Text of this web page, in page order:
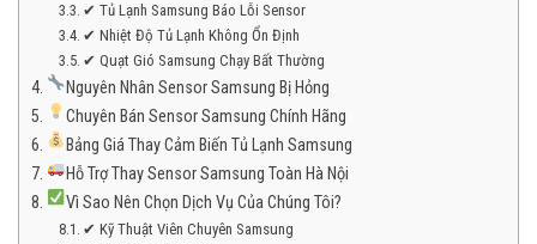
✔ Tủ Lạnh Samsung Báo Lỗi Sensor
✔ Nhiệt Độ Tủ Lạnh Không Ổn Định
✔ Quạt Gió Samsung Chạy Bất Thường
Nguyên Nhân Sensor Samsung Bị Hỏng
Chuyên Bán Sensor Samsung Chính Hãng
Bảng Giá Thay Cảm Biến Tủ Lạnh Samsung
Hỗ Trợ Thay Sensor Samsung Toàn Hà Nội
Vì Sao Nên Chọn Dịch Vụ Của Chúng Tôi?
✔ Kỹ Thuật Viên Chuyên Samsung